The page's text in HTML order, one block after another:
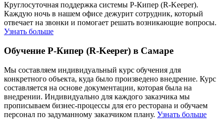
Круглосуточная поддержка системы Р-Кипер (R-Keeper).
Каждую ночь в нашем офисе дежурит сотрудник, который
отвечает на звонки и помогает решать возникающие вопросы.
Узнать больше
Обучение Р-Кипер (R-Keeper) в Самаре
Мы составляем индивидуальный курс обучения для
конкретного объекта, куда было произведено внедрение. Курс
составляется на основе документации, которая была на
внедрении. Индивидуально для каждого заказчика мы
прописываем бизнес-процессы для его ресторана и обучаем
персонал по задуманному заказчиком плану. Узнать больше